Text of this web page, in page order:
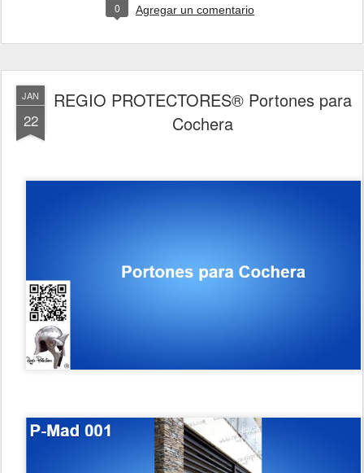
0 Agregar un comentario
JAN
22
REGIO PROTECTORES® Portones para
Cochera